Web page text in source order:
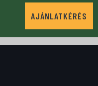
AJÁNLATKÉRÉS